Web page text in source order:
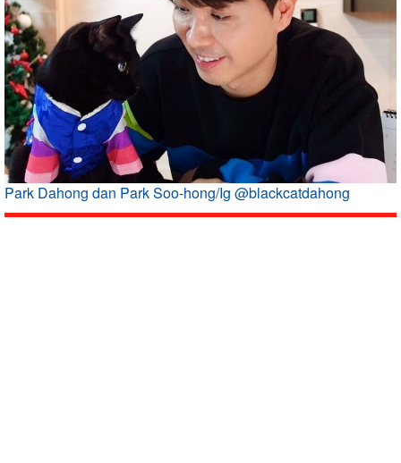
Park Dahong dan Park Soo-hong/Ig @blackcatdahong